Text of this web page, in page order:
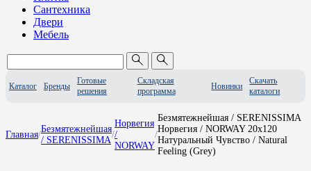
Сантехника
Двери
Мебель
Каталог Бренды
Готовые
решения
Складская
программа
Новинки
Скачать
каталоги
Главная/
Безмятежнейшая
/ SERENISSIMA
/
Норвегия
/
NORWAY
/
Безмятежнейшая / SERENISSIMA
Норвегия / NORWAY 20x120
Натуральный Чувство / Natural
Feeling (Grey)